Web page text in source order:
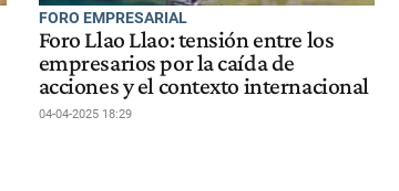
FORO EMPRESARIAL
Foro Llao Llao: tensión entre los
empresarios por la caída de
acciones y el contexto internacional
04-04-2025 18:29